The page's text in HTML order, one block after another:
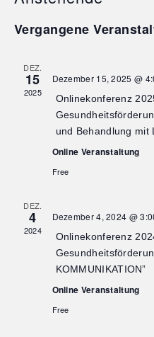
wählen.
Vergangene
DEZ.
15
2025
Dezember 15, 2025 @
Onlinekonferenz
und Behandlung mit
Online Veranstaltung
Free
DEZ.
4
2024
Dezember 4, 2024 @
Onlinekonferenz
KOMMUNIKATION”
Online Veranstaltung
Free